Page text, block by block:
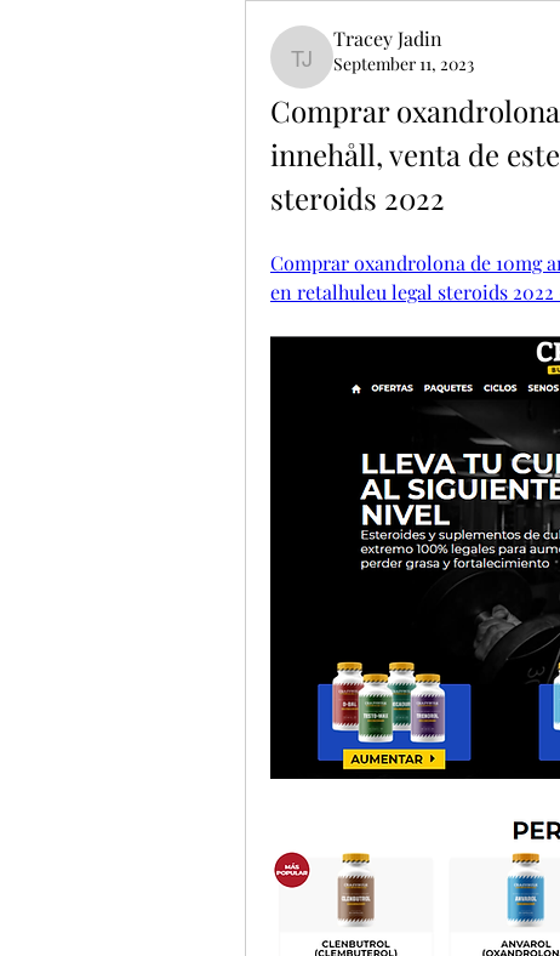
Tracey Jadin
Tracey Jadin
September 11, 2023
Comprar
innehåll, venta de
steroids 2022
Comprar oxandrolona de 10mg
en retalhuleu legal steroids